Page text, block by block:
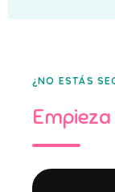
¿NO ESTÁS